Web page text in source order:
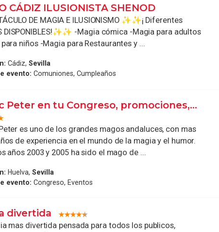
CÁDIZ ILUSIONISTA SHENOD
DE MAGIA E ILUSIONISMO ✨✨¡ Diferentes
DISPONIBLES!✨✨ -Magia cómica -Magia para adultos
niños -Magia para Restaurantes y ...
Cádiz,Sevilla
evento: Comuniones, Cumpleaños
Peter en tu Congreso, promociones,...
es uno de los grandes magos andaluces, con mas
de experiencia en el mundo de la magia y el humor.
años 2003 y 2005 ha sido el mago de ...
Huelva,Sevilla
evento: Congreso, Eventos
divertida
mas divertida pensada para todos los publicos,